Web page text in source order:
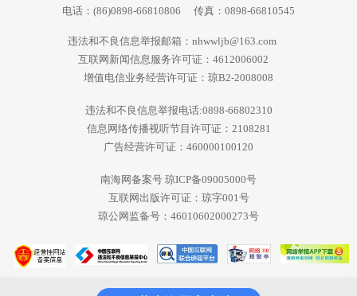
电话：(86)0898-66810806 传真：0898-66810545
违法和不良信息举报邮箱：nhwwljb@163.com
互联网新闻信息服务许可证：4612006002
增值电信业务经营许可证：琼B2-2008008
违法和不良信息举报电话:0898-66802310
信息网络传播视听节目许可证：2108281
广告经营许可证：460000100120
南海网备案号 琼ICP备09005000号
互联网出版许可证：琼字001号
琼公网监备号：46010602000273号